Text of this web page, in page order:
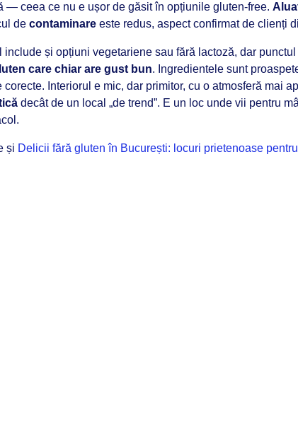
— ceea ce nu e ușor de găsit în opțiunile gluten-free.
de contaminare este redus, aspect confirmat de clienți
include și opțiuni vegetariene sau fără lactoză, dar
care chiar are gust bun. Ingredientele sunt
corecte. Interiorul e mic, dar primitor, cu o atmosferă mai
decât de un local „de trend”. E un loc unde vii pentru
și Delicii fără gluten în București: locuri prietenoase